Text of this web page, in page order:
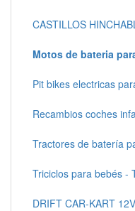
CASTILLOS
Motos de bateria
Pit bikes electricas
Recambios coches
Tractores de batería
Triciclos para bebés -
DRIFT CAR-KART